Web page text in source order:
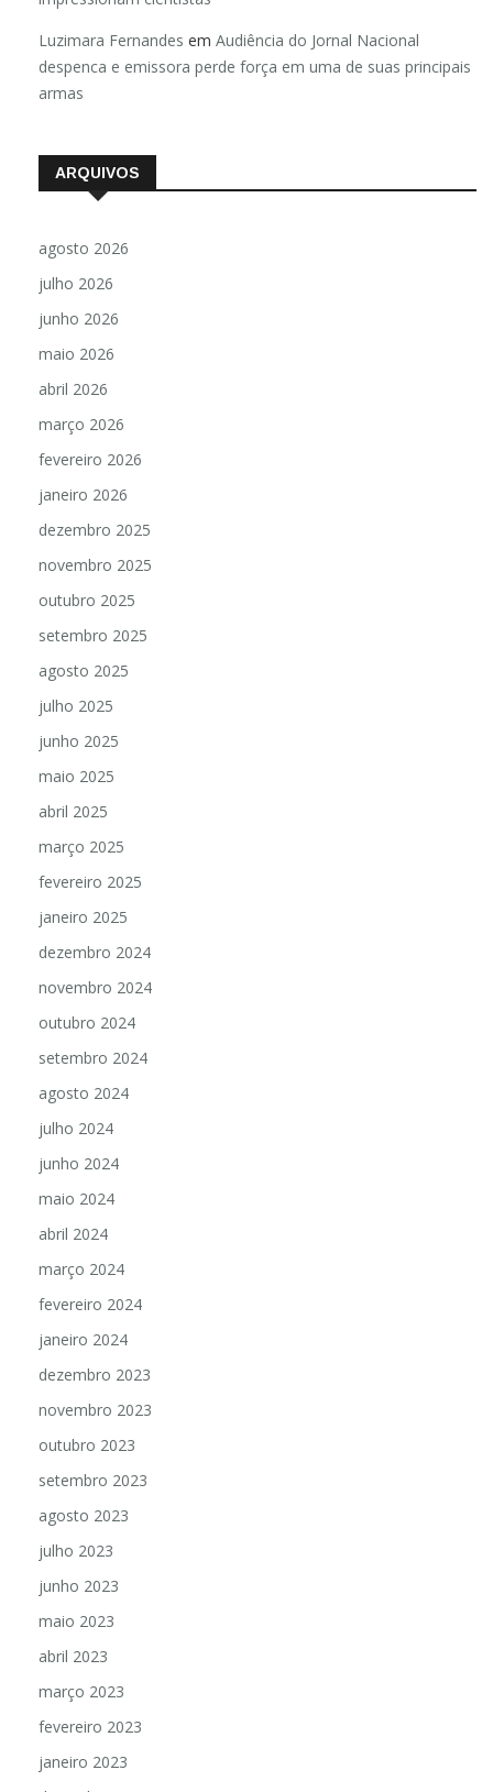
Luzimara Fernandes em Audiência do Jornal Nacional
despenca e emissora perde força em uma de suas principais
armas
ARQUIVOS
agosto 2026
julho 2026
junho 2026
maio 2026
abril 2026
março 2026
fevereiro 2026
janeiro 2026
dezembro 2025
novembro 2025
outubro 2025
setembro 2025
agosto 2025
julho 2025
junho 2025
maio 2025
abril 2025
março 2025
fevereiro 2025
janeiro 2025
dezembro 2024
novembro 2024
outubro 2024
setembro 2024
agosto 2024
julho 2024
junho 2024
maio 2024
abril 2024
março 2024
fevereiro 2024
janeiro 2024
dezembro 2023
novembro 2023
outubro 2023
setembro 2023
agosto 2023
julho 2023
junho 2023
maio 2023
abril 2023
março 2023
fevereiro 2023
janeiro 2023